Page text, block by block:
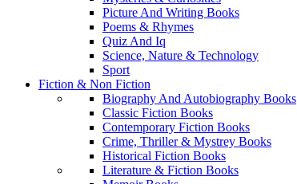
Picture And Writing Books
Poems & Rhymes
Quiz And Iq
Science, Nature & Technology
Sport
Fiction & Non Fiction
Biography And Autobiography Books
Classic Fiction Books
Contemporary Fiction Books
Crime, Thriller & Mystrey Books
Historical Fiction Books
Literature & Fiction Books